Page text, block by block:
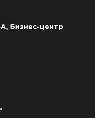
Бизнес-центр